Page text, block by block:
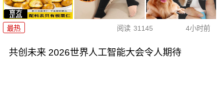
最热 阅读 31145 4小时前
共创未来 2026世界人工智能大会令人期待